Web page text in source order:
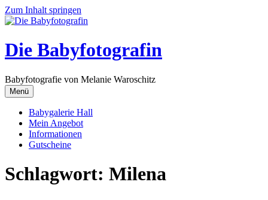
Zum Inhalt springen
Die Babyfotografin
Babyfotografie von Melanie Waroschitz
Menü
Babygalerie Hall
Mein Angebot
Informationen
Gutscheine
Schlagwort: Milena